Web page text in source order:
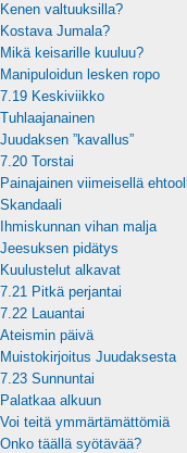
Kenen valtuuksilla?
Kostava Jumala?
Mikä keisarille kuuluu?
Manipuloidun lesken ropo
7.19 Keskiviikko
Tuhlaajanainen
Juudaksen ”kavallus”
7.20 Torstai
Painajainen viimeisellä
Skandaali
Ihmiskunnan vihan malja
Jeesuksen pidätys
Kuulustelut alkavat
7.21 Pitkä perjantai
7.22 Lauantai
Ateismin päivä
Muistokirjoitus Juudaksesta
7.23 Sunnuntai
Palatkaa alkuun
Voi teitä ymmärtämättömiä
Onko täällä syötävää?